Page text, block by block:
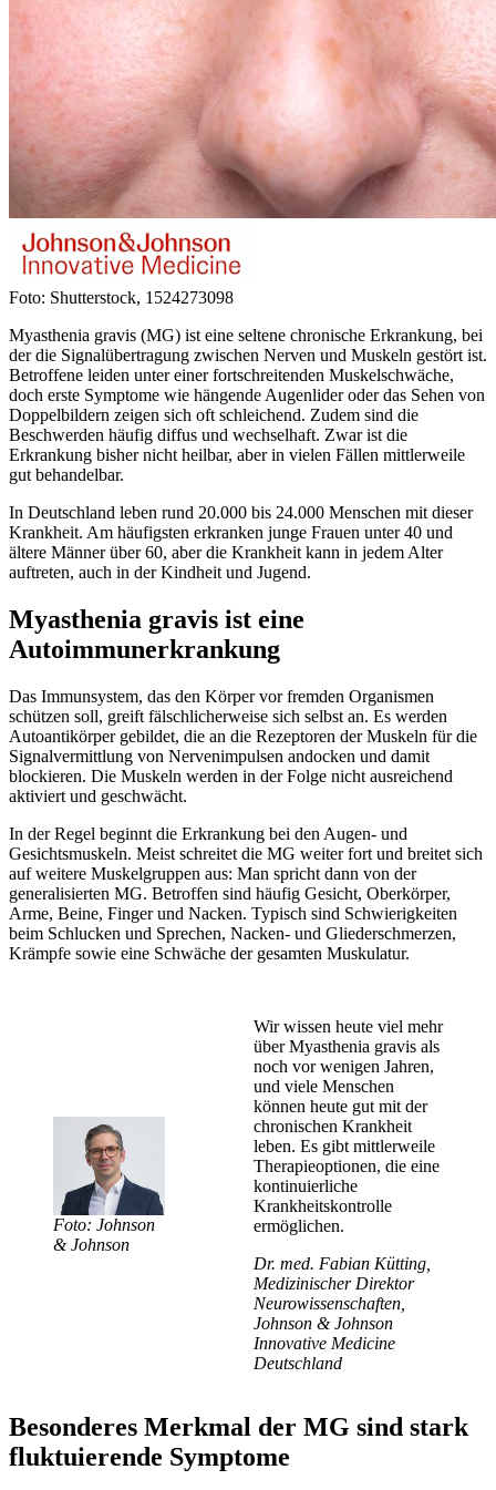
Foto: Shutterstock, 1524273098
Myasthenia gravis (MG) ist eine seltene chronische Erkrankung, bei
der die Signalübertragung zwischen Nerven und Muskeln gestört ist.
Betroffene leiden unter einer fortschreitenden Muskelschwäche,
doch erste Symptome wie hängende Augenlider oder das Sehen von
Doppelbildern zeigen sich oft schleichend. Zudem sind die
Beschwerden häufig diffus und wechselhaft. Zwar ist die
Erkrankung bisher nicht heilbar, aber in vielen Fällen mittlerweile
gut behandelbar.
In Deutschland leben rund 20.000 bis 24.000 Menschen mit dieser
Krankheit. Am häufigsten erkranken junge Frauen unter 40 und
ältere Männer über 60, aber die Krankheit kann in jedem Alter
auftreten, auch in der Kindheit und Jugend.
Myasthenia gravis ist eine
Autoimmunerkrankung
Das Immunsystem, das den Körper vor fremden Organismen
schützen soll, greift fälschlicherweise sich selbst an. Es werden
Autoantikörper gebildet, die an die Rezeptoren der Muskeln für die
Signalvermittlung von Nervenimpulsen andocken und damit
blockieren. Die Muskeln werden in der Folge nicht ausreichend
aktiviert und geschwächt.
In der Regel beginnt die Erkrankung bei den Augen- und
Gesichtsmuskeln. Meist schreitet die MG weiter fort und breitet sich
auf weitere Muskelgruppen aus: Man spricht dann von der
generalisierten MG. Betroffen sind häufig Gesicht, Oberkörper,
Arme, Beine, Finger und Nacken. Typisch sind Schwierigkeiten
beim Schlucken und Sprechen, Nacken- und Gliederschmerzen,
Krämpfe sowie eine Schwäche der gesamten Muskulatur.
Foto: Johnson
& Johnson
Wir wissen heute viel mehr
über Myasthenia gravis als
noch vor wenigen Jahren,
und viele Menschen
können heute gut mit der
chronischen Krankheit
leben. Es gibt mittlerweile
Therapieoptionen, die eine
kontinuierliche
Krankheitskontrolle
ermöglichen.
Dr. med. Fabian Kütting,
Medizinischer Direktor
Neurowissenschaften,
Johnson & Johnson
Innovative Medicine
Deutschland
Besonderes Merkmal der MG sind stark
fluktuierende Symptome